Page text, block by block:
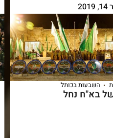
השבעות בכותל
בא"ח נחל